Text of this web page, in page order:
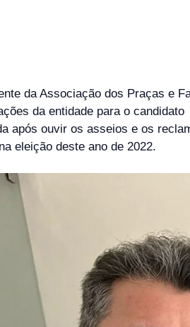
da Associação dos Praças e
da entidade para o
após ouvir os asseios e os
eleição deste ano de 2022.